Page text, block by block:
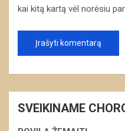
kai kitą kartą vėl norėsiu
SVEIKINAME